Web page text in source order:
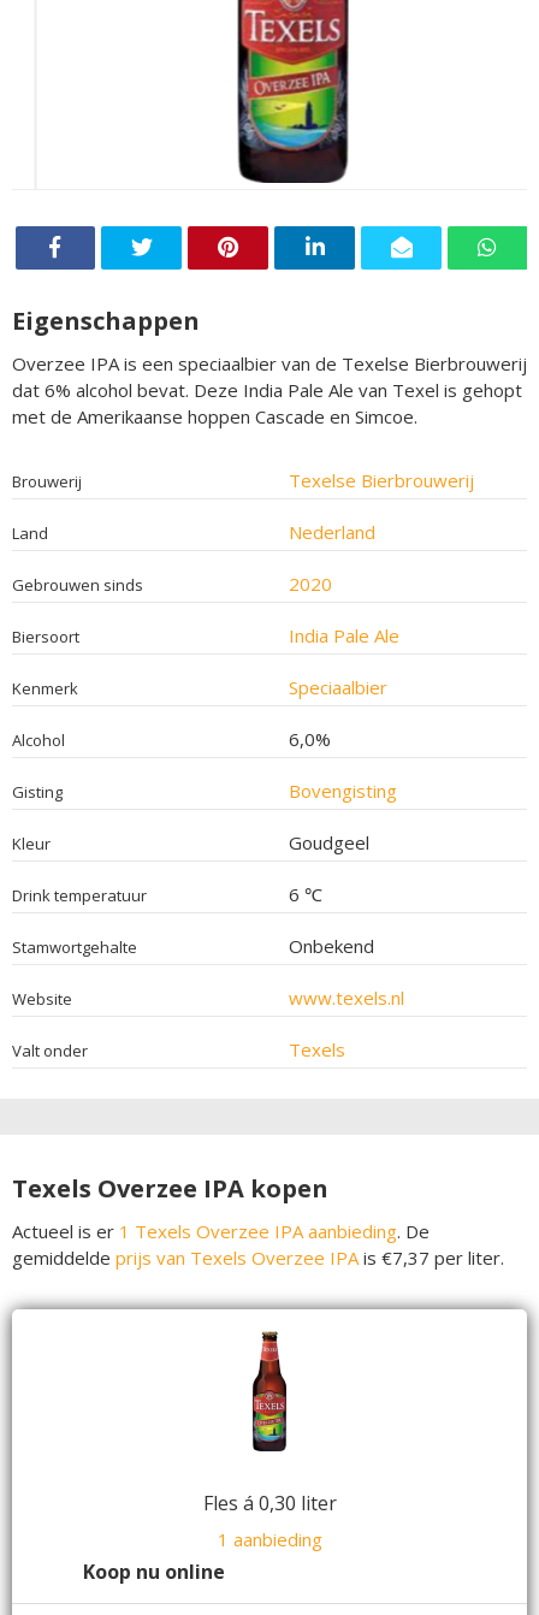
Eigenschappen
Overzee IPA is een speciaalbier van de Texelse Bierbrouwerij
dat 6% alcohol bevat. Deze India Pale Ale van Texel is gehopt
met de Amerikaanse hoppen Cascade en Simcoe.
Brouwerij Texelse Bierbrouwerij
Land Nederland
Gebrouwen sinds 2020
Biersoort India Pale Ale
Kenmerk Speciaalbier
Alcohol 6,0%
Gisting Bovengisting
Kleur Goudgeel
Drink temperatuur 6 ℃
Stamwortgehalte Onbekend
Website www.texels.nl
Valt onder Texels
Texels Overzee IPA kopen
Actueel is er 1 Texels Overzee IPA aanbieding. De
gemiddelde prijs van Texels Overzee IPA is €7,37 per liter.
Fles á 0,30 liter
1 aanbieding
Koop nu online